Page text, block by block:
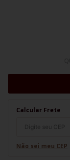
Calcular Frete
Não sei meu CEP